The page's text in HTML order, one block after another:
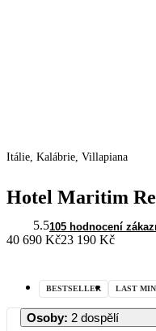
Itálie, Kalábrie, Villapiana
Hotel Maritim
5.5105 hodnocení
40 690 Kč23 190 Kč
BESTSELLER LAST
Osoby: 2 dospělí